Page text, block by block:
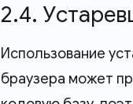
2.4.
Использование
браузера может